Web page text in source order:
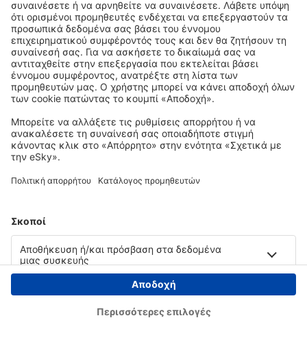
Copyright © eSky.gr. Με την επιφύλαξη παντός νομίμου δικαιώματος.